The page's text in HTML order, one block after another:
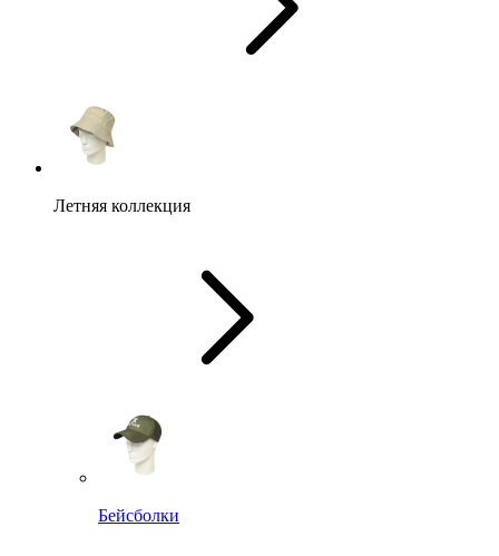
Летняя коллекция
Бейсболки